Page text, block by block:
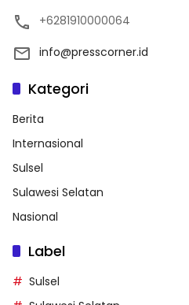
+6281910000064
info@presscorner.id
Kategori
Berita
Internasional
Sulsel
Sulawesi Selatan
Nasional
Label
Sulsel